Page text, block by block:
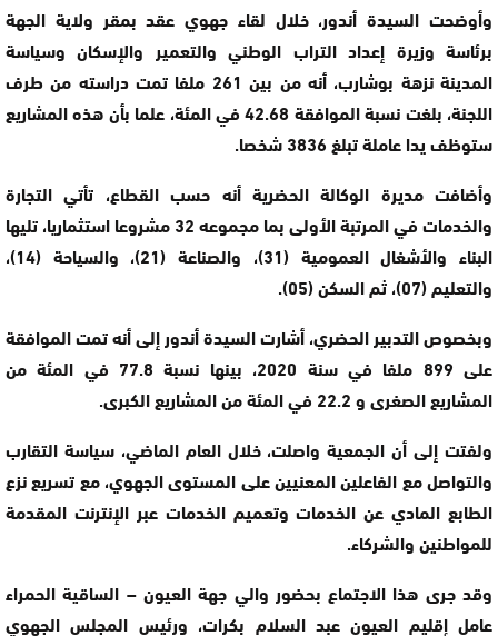
وأوضحت السيدة أندور، خلال لقاء جهوي عقد بمقر ولاية الجهة
برئاسة وزيرة إعداد التراب الوطني والتعمير والإسكان وسياسة
المدينة نزهة بوشارب، أنه من بين 261 ملفا تمت دراسته من طرف
اللجنة، بلغت نسبة الموافقة 42.68 في المئة، علما بأن هذه المشاريع
ستوظف يدا عاملة تبلغ 3836 شخصا.
وأضافت مديرة الوكالة الحضرية أنه حسب القطاع، تأتي التجارة
والخدمات في المرتبة الأولى بما مجموعه 32 مشروعا استثماريا، تليها
البناء والأشغال العمومية (31)، والصناعة (21)، والسياحة (14)،
والتعليم (07)، ثم السكن (05).
وبخصوص التدبير الحضري، أشارت السيدة أندور إلى أنه تمت الموافقة
على 899 ملفا في سنة 2020، بينها نسبة 77.8 في المئة من
المشاريع الصغرى و 22.2 في المئة من المشاريع الكبرى.
ولفتت إلى أن الجمعية واصلت، خلال العام الماضي، سياسة التقارب
والتواصل مع الفاعلين المعنيين على المستوى الجهوي، مع تسريع نزع
الطابع المادي عن الخدمات وتعميم الخدمات عبر الإنترنت المقدمة
للمواطنين والشركاء.
وقد جرى هذا الاجتماع بحضور والي جهة العيون – الساقية الحمراء
عامل إقليم العيون عبد السلام بكرات، ورئيس المجلس الجهوي